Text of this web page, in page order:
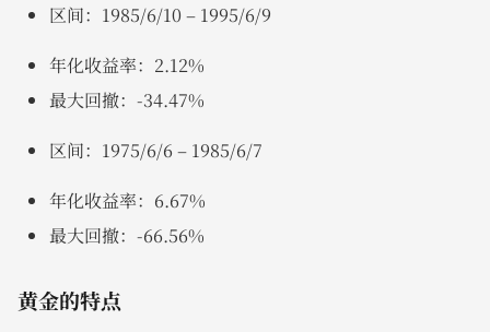
区间：1985/6/10 – 1995/6/9
年化收益率：2.12%
最大回撤：-34.47%
区间：1975/6/6 – 1985/6/7
年化收益率：6.67%
最大回撤：-66.56%
黄金的特点